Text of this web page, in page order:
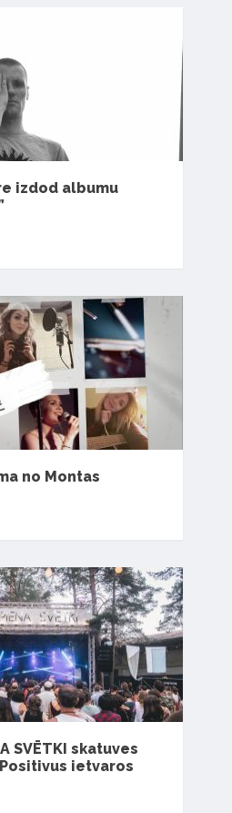
izdod albumu
no Montas
SVĒTKI skatuves
ietvaros